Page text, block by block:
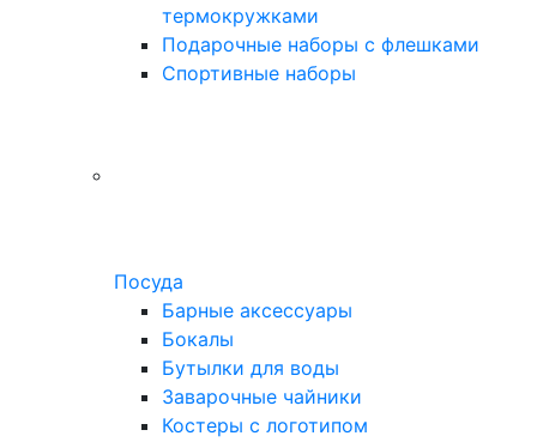
термокружками
Подарочные наборы с флешками
Спортивные наборы
Посуда
Барные аксессуары
Бокалы
Бутылки для воды
Заварочные чайники
Костеры с логотипом